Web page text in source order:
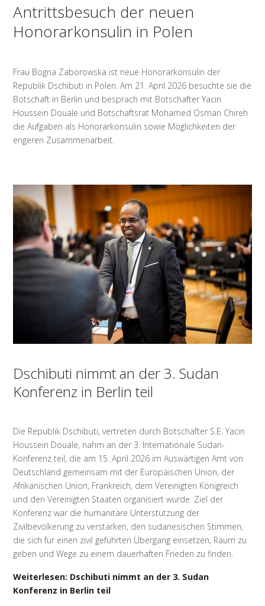
Antrittsbesuch der neuen
Honorarkonsulin in Polen
Frau Bogna Zaborowska ist neue Honorarkonsulin der
Republik Dschibuti in Polen. Am 21. April 2026 besuchte sie die
Botschaft in Berlin und besprach mit Botschafter Yacin
Houssein Douale und Botschaftsrat Mohamed Osman Chireh
die Aufgaben als Honorarkonsulin sowie Möglichkeiten der
engeren Zusammenarbeit.
Dschibuti nimmt an der 3. Sudan
Konferenz in Berlin teil
Die Republik Dschibuti, vertreten durch Botschafter S.E. Yacin
Houssein Douale, nahm an der 3. Internationale Sudan-
Konferenz teil, die am 15. April 2026 im Auswärtigen Amt von
Deutschland gemeinsam mit der Europäischen Union, der
Afrikanischen Union, Frankreich, dem Vereinigten Königreich
und den Vereinigten Staaten organisiert wurde. Ziel der
Konferenz war die humanitäre Unterstützung der
Zivilbevölkerung zu verstärken, den sudanesischen Stimmen,
die sich für einen zivil geführten Übergang einsetzen, Raum zu
geben und Wege zu einem dauerhaften Frieden zu finden.
Weiterlesen: Dschibuti nimmt an der 3. Sudan
Konferenz in Berlin teil